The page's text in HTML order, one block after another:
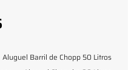
Aluguel Barril de Chopp 50 Litros